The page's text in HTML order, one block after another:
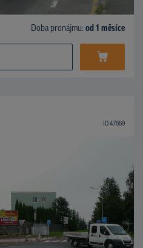
Doba pronájmu: od 1 měsíce
ID 47669